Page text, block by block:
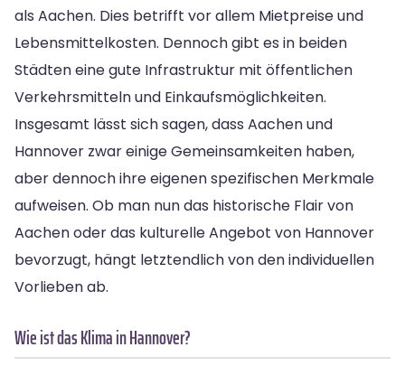
als Aachen. Dies betrifft vor allem Mietpreise und
Lebensmittelkosten. Dennoch gibt es in beiden
Städten eine gute Infrastruktur mit öffentlichen
Verkehrsmitteln und Einkaufsmöglichkeiten.
Insgesamt lässt sich sagen, dass Aachen und
Hannover zwar einige Gemeinsamkeiten haben,
aber dennoch ihre eigenen spezifischen Merkmale
aufweisen. Ob man nun das historische Flair von
Aachen oder das kulturelle Angebot von Hannover
bevorzugt, hängt letztendlich von den individuellen
Vorlieben ab.
Wie ist das Klima in Hannover?